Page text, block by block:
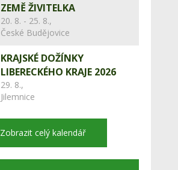
ZEMĚ ŽIVITELKA
20. 8. - 25. 8.,
České Budějovice
KRAJSKÉ DOŽÍNKY
LIBERECKÉHO KRAJE 2026
29. 8.,
Jilemnice
Zobrazit celý kalendář